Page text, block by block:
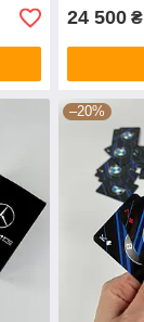
24 500 ₴
–20%